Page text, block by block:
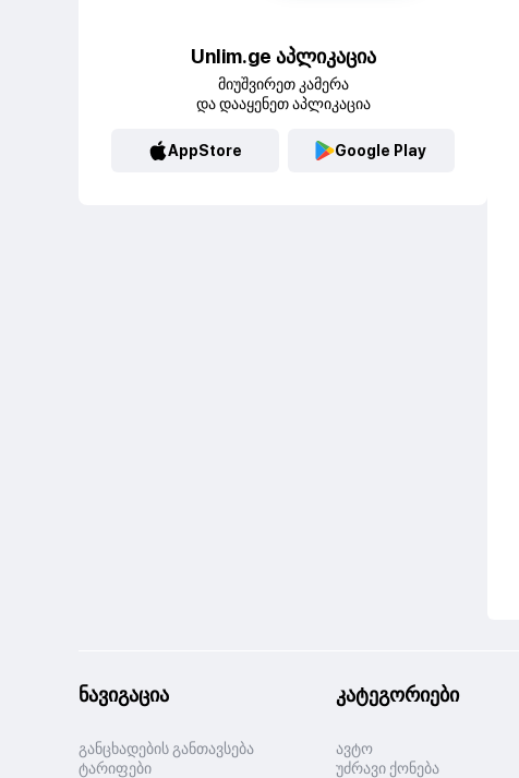
Unlim.ge აპლიკაცია
მიუშვირეთ კამერა
და დააყენეთ აპლიკაცია
AppStore Google Play
ნავიგაცია
განცხადების განთავსება
ტარიფები
კატეგორიები
ავტო
უძრავი ქონება